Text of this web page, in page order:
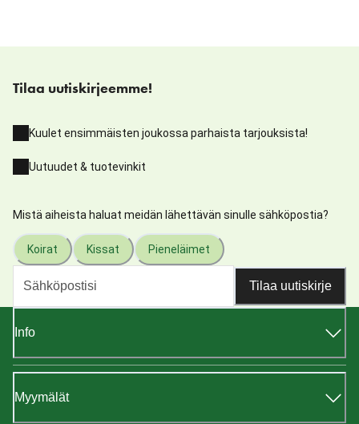
Tilaa uutiskirjeemme!
Kuulet ensimmäisten joukossa parhaista tarjouksista!
Uutuudet & tuotevinkit
Mistä aiheista haluat meidän lähettävän sinulle sähköpostia?
Koirat Kissat Pieneläimet
Tilaa uutiskirje
Info
Myymälät